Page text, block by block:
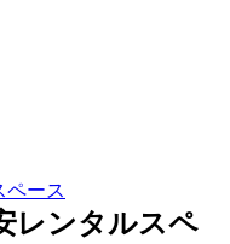
ペース
レンタルスペ